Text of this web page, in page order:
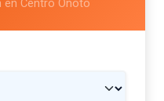
Centro Onoto